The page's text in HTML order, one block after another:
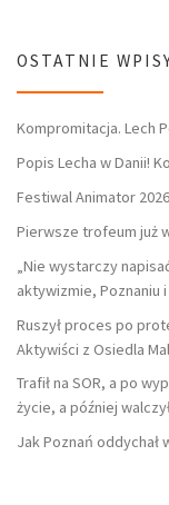
OSTATNIE
Kompromitacja. Lech
Popis Lecha w Danii!
Festiwal Animator
Pierwsze trofeum już
„Nie wystarczy
aktywizmie, Poznaniu
Ruszył proces po
Aktywiści z Osiedla
Trafił na SOR, a po
życie, a później
Jak Poznań oddychał